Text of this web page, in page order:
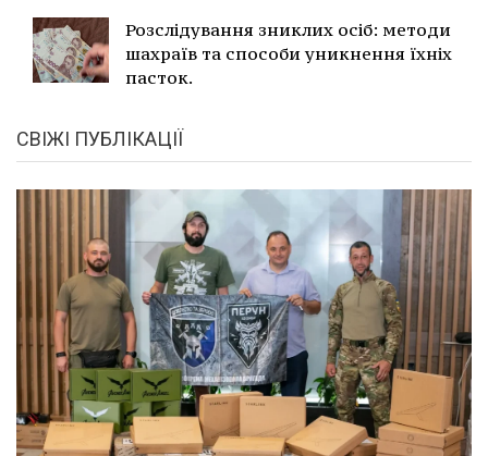
Розслідування зниклих осіб: методи
шахраїв та способи уникнення їхніх
пасток.
СВІЖІ ПУБЛІКАЦІЇ